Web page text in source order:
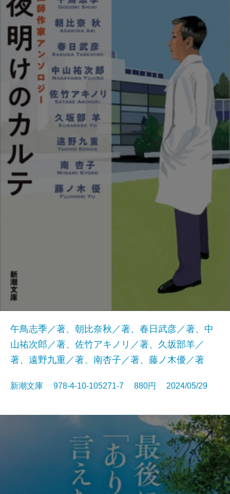
午鳥志季／著、朝比奈秋／著、春日武彦／著、中
山祐次郎／著、佐竹アキノリ／著、久坂部羊／
著、遠野九重／著、南杏子／著、藤ノ木優／著
新潮文庫 978-4-10-105271-7 880円 2024/05/29